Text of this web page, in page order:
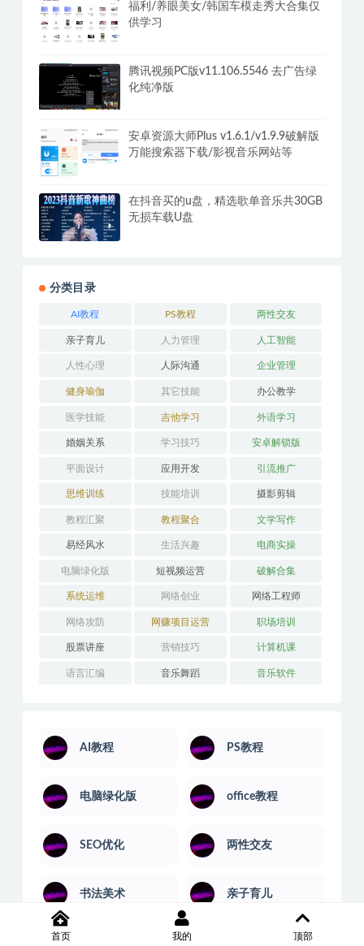
福利/养眼美女/韩国车模走秀大合集仅
供学习
腾讯视频PC版v11.106.5546 去广告绿
化纯净版
安卓资源大师Plus v1.6.1/v1.9.9破解版
万能搜索器下载/影视音乐网站等
在抖音买的u盘，精选歌单音乐共30GB
无损车载U盘
分类目录
AI教程 PS教程 两性交友
亲子育儿 人力管理 人工智能
人性心理 人际沟通 企业管理
健身瑜伽 其它技能 办公教学
医学技能 吉他学习 外语学习
婚姻关系 学习技巧 安卓解锁版
平面设计 应用开发 引流推广
思维训练 技能培训 摄影剪辑
教程汇聚 教程聚合 文学写作
易经风水 生活兴趣 电商实操
电脑绿化版 短视频运营 破解合集
系统运维 网络创业 网络工程师
网络攻防 网赚项目运营 职场培训
股票讲座 营销技巧 计算机课
语言汇编 音乐舞蹈 音乐软件
AI教程 PS教程
电脑绿化版 office教程
SEO优化 两性交友
书法美术 亲子育儿
首页 我的 顶部